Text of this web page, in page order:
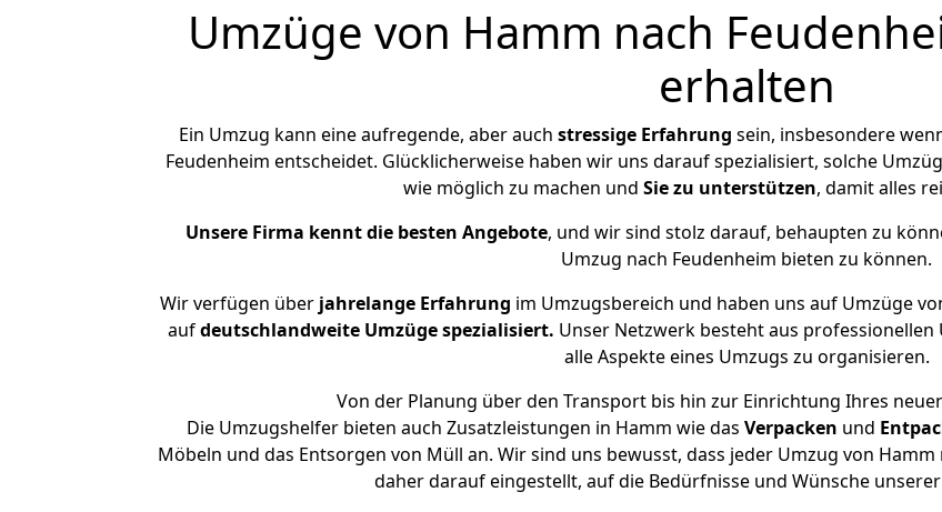
Umzüge von Hamm nach
erhalten
Ein Umzug kann eine aufregende, aber auch stressige Erfahrung sein, insbesondere
Feudenheim entscheidet. Glücklicherweise haben wir uns darauf spezialisiert, solche
wie möglich zu machen und Sie zu unterstützen, damit alles
Unsere Firma kennt die besten Angebote, und wir sind stolz darauf, behaupten zu
Umzug nach Feudenheim bieten zu können.
Wir verfügen überjahrelange Erfahrung im Umzugsbereich und haben uns auf Umzüge
aufdeutschlandweite Umzüge spezialisiert. Unser Netzwerk besteht aus
alle Aspekte eines Umzugs zu organisieren.
Von der Planung über den Transport bis hin zur Einrichtung Ihres
Die Umzugshelfer bieten auch Zusatzleistungen in Hamm wie das Verpacken und
Möbeln und das Entsorgen von Müll an. Wir sind uns bewusst, dass jeder Umzug von
daher darauf eingestellt, auf die Bedürfnisse und Wünsche